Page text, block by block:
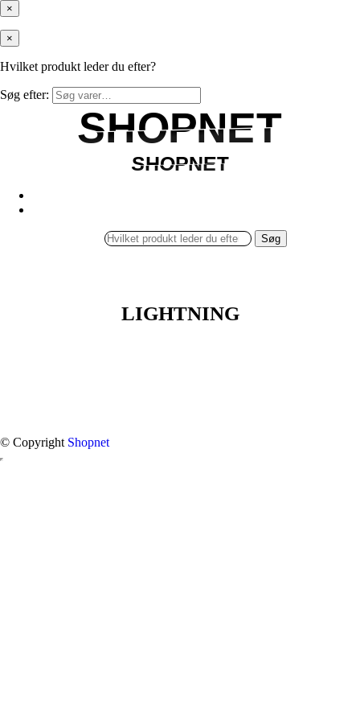
×
×
Hvilket produkt leder du efter?
Søg efter:
SHOPNET
SHOPNET
SHOPNET
SHOPNET
Søg
LIGHTNING
© Copyright Shopnet